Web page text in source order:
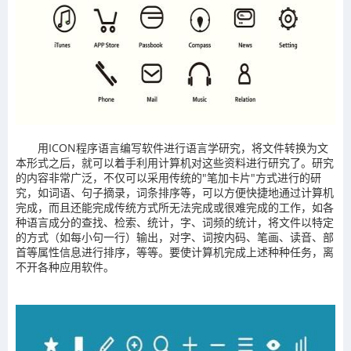
用ICON程序语言编写软件进行语言学研究，将文件转换为文
本形式之后，就可以着手利用计算机对这些资料进行研究了。研究
的内容非常广泛，不仅可以采用传统的"笔加卡片"方式进行的研
究，如词语、句子摘录，词条排序等，可以方便快捷地通过计算机
完成，而且还能完成传统方式所无法完成或很难完成的工作，如各
种语言成分的查找、检索、统计，字、词频的统计，将文件以特定
的方式（如每小句一行）输出，对字、词按内码、笔画、读音、部
首等属性信息进行排序，等等。要使计算机完成上述种种任务，离
不开各种应用软件。